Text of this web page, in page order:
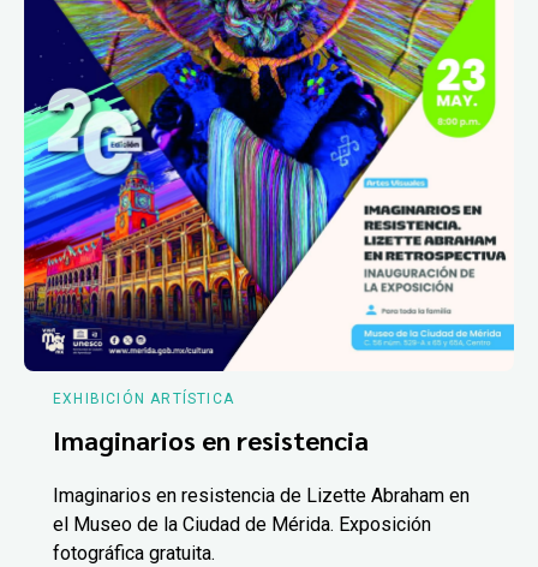
EXHIBICIÓN ARTÍSTICA
Imaginarios en resistencia
Imaginarios en resistencia de Lizette Abraham en
el Museo de la Ciudad de Mérida. Exposición
fotográfica gratuita.